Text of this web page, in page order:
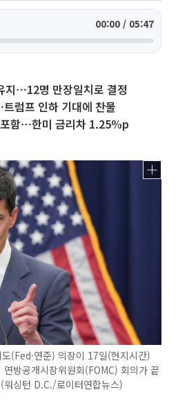
00:00 / 05:47
⋯12명 만장일치로 결정
럼프 인하 기대에 찬물
포함⋯한미 금리차 1.25%p
(Fed·연준) 의장이 17일(현지시간)
방공개시장위원회(FOMC) 회의가 끝
싱턴 D.C./로이터연합뉴스)